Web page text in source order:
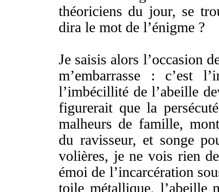
théoriciens du jour, se
dira le motde l’énigme ?
Je saisis alors l’occasion
m’embarrasse : c’est l’
l’imbécillité de l’abeille
figureraitque la
malheurs de famille,
du ravisseur, et songe
volières, je ne vois rien
émoi de l’incarcération
toile métallique, l’abeille